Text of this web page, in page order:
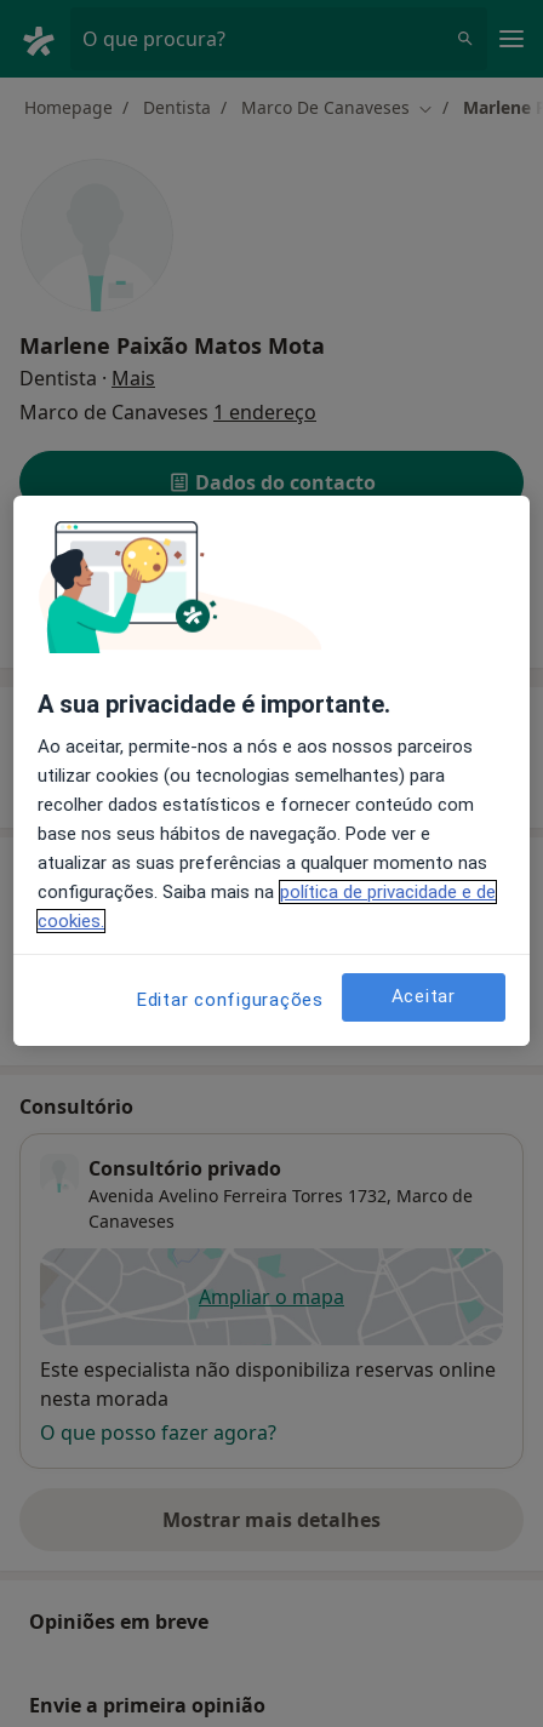
O que procura?
Homepage Dentista Marco De Canaveses Mudar deMarlene
Marlene Paixão Matos Mota
Dentista · Mais
Marco de Canaveses 1 endereço
Dados do contacto
Solicite um atendimento
Experiência Preços
Experiência
Mostrar mais detalhes
sobre a experiência
Preços
Sem informação sobre serviços e preços
informação sobre serviços
Consultório
Consultório privado
Avenida Avelino Ferreira Torres 1732, Marco de
Canaveses
Ampliar o mapaabre num novo separador
Disponibilidade
Este especialista não disponibiliza reservas online
nesta morada
O que posso fazer agora?
Mostrar mais detalhes
sobre o endereço
Opiniões em breve
Envie a primeira opinião
A sua privacidade é importante.
Ao aceitar, permite-nos a nós e aos nossos parceiros
utilizar cookies (ou tecnologias semelhantes) para
recolher dados estatísticos e fornecer conteúdo com
base nos seus hábitos de navegação. Pode ver e
atualizar as suas preferências a qualquer momento nas
configurações. Saiba mais na política de privacidade e de
cookies.
Editar configurações Aceitar